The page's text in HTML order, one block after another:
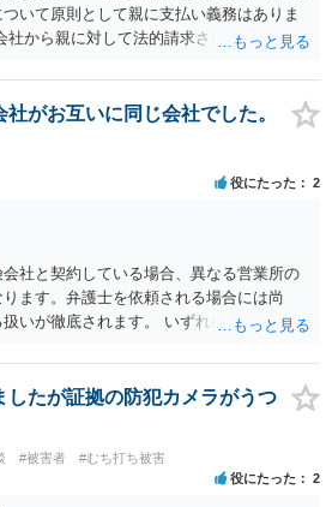
いて原則として親に支払い義務はありま
から親に対して法的請求される可能性は
は今後どう対応すべきでしょうか？ →債
いを拒み、請求するのであれば本人に対し
がお互いに同じ会社でした。
役にたった 2
社と契約している場合、異なる営業所の
ます。弁護士を依頼される場合には尚
いが徹底されます。 いずれにしても、交
したが証拠の防犯カメラがうつ
#被害者 #むち打ち被害
役にたった 2